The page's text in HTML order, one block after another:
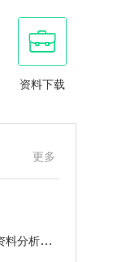
资料下载
更多
捷报！22025上半年浙江省考资料分析覆盖了